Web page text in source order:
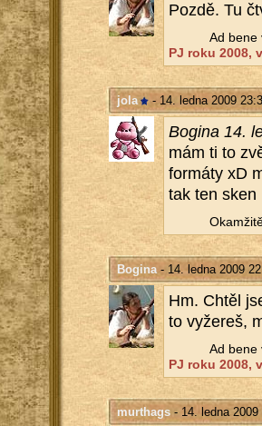
Pozdě. Tu
Ad bene
PJ roku 2008,
jola - 14. ledna 2009
Bo­gi­na 14.
mám ti to
for­má­ty xD
tak ten sken
Bogina- 14. ledna 2009
Hm. Chtěl
to vy­že­reš,
Ad bene
PJ roku 2008,
murthags- 14. ledna 2009